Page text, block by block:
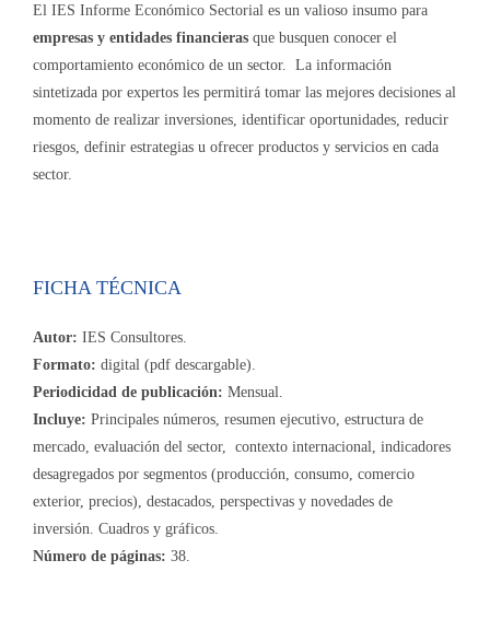
El IES Informe Económico Sectorial es un valioso insumo para
empresas y entidades financieras que busquen conocer el
comportamiento económico de un sector. La información
sintetizada por expertos les permitirá tomar las mejores decisiones al
momento de realizar inversiones, identificar oportunidades, reducir
riesgos, definir estrategias u ofrecer productos y servicios en cada
sector.
FICHA TÉCNICA
Autor: IES Consultores.
Formato: digital (pdf descargable).
Periodicidad de publicación: Mensual.
Incluye: Principales números, resumen ejecutivo, estructura de
mercado, evaluación del sector, contexto internacional, indicadores
desagregados por segmentos (producción, consumo, comercio
exterior, precios), destacados, perspectivas y novedades de
inversión. Cuadros y gráficos.
Número de páginas: 38.